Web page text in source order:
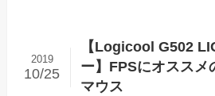
【Logicool G502
ー】FPSにオススメ
マウス
2019
10/25